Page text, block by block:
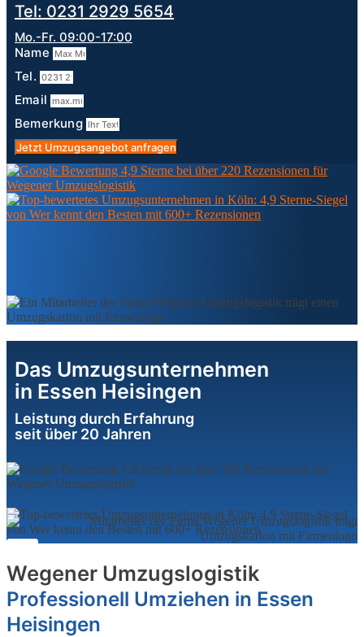
Tel: 0231 2929 5654
Mo.-Fr. 09:00-17:00
Name
Tel.
Email
Bemerkung
Jetzt Umzugsangebot anfragen
Das Umzugsunternehmen
in Essen Heisingen
Leistung durch Erfahrung
seit über 20 Jahren
Wegener Umzugslogistik
Professionell Umziehen in Essen
Heisingen